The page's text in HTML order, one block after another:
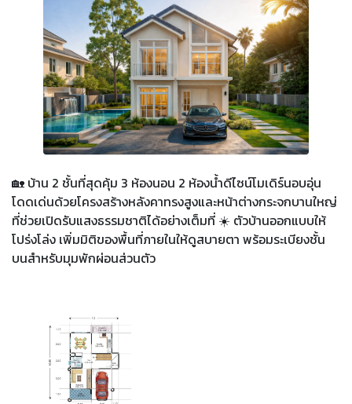
🏡 บ้าน 2 ชั้นที่สุดคุ้ม 3 ห้องนอน 2 ห้องน้ำดีไซน์โมเดิร์นอบอุ่น
โดดเด่นด้วยโครงสร้างหลังคาทรงสูงและหน้าต่างกระจกบานใหญ่
ที่ช่วยเปิดรับแสงธรรมชาติได้อย่างเต็มที่ ☀️ ตัวบ้านออกแบบให้
โปร่งโล่ง เพิ่มมิติของพื้นที่ภายในให้ดูสบายตา พร้อมระเบียงชั้น
บนสำหรับมุมพักผ่อนส่วนตัว